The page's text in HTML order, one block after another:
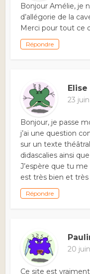
Bonjour Amélie, je
d’allégorie de la
Merci pour tout ce
Répondre
Elise
23
Bonjour, je passe
j’ai une question
sur un texte
didascalies ainsi
J’espère que tu
est très bien et très
Répondre
20
Ce site est